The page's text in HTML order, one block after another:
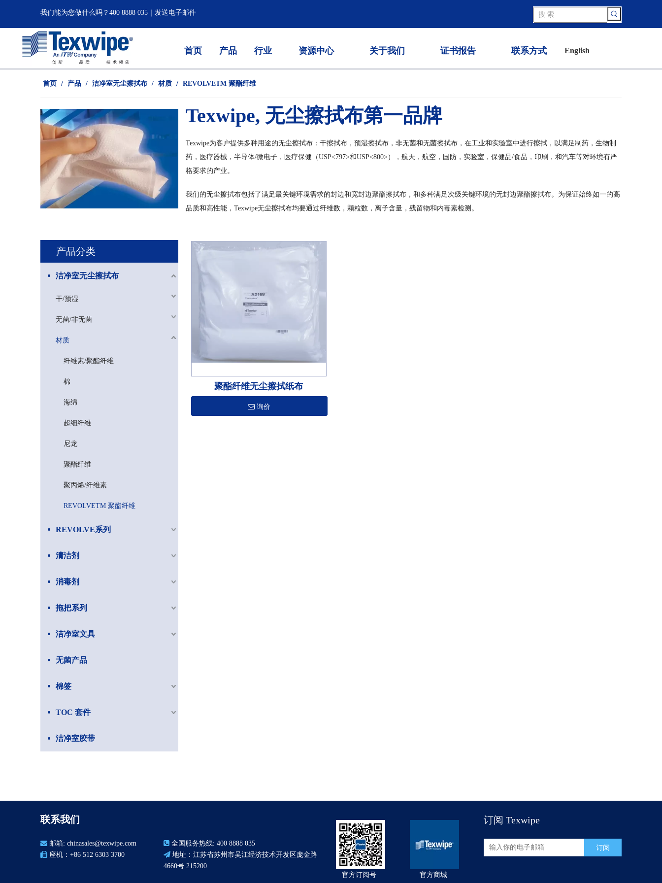
我们能为您做什么吗？ 400 8888 035 发送电子邮件
首页 产品 行业 资源中心 关于我们 证书报告 联系方式 English
首页 / 产品 / 洁净室无尘擦拭布 / 材质 / REVOLVETM 聚酯纤维
Texwipe, 无尘擦拭布第一品牌
Texwipe为客户提供多种用途的无尘擦拭布：干擦拭布，预湿擦拭布，非无菌和无菌擦拭布，在工业和实验室中进行擦拭，以满足制药，生物制
药，医疗器械，半导体/微电子，医疗保健（USP<797>和USP<800>），航天，航空，国防，实验室，保健品/食品，印刷，和汽车等对环境有严
格要求的产业。
我们的无尘擦拭布包括了满足最关键环境需求的封边和宽封边聚酯擦拭布，和多种满足次级关键环境的无封边聚酯擦拭布。为保证始终如一的高
品质和高性能，Texwipe无尘擦拭布均要通过纤维数，颗粒数，离子含量，残留物和内毒素检测。
产品分类
洁净室无尘擦拭布
干/预湿
无菌/非无菌
材质
纤维素/聚酯纤维
棉
海绵
超细纤维
尼龙
聚酯纤维
聚丙烯/纤维素
REVOLVETM 聚酯纤维
REVOLVE系列
清洁剂
消毒剂
拖把系列
洁净室文具
无菌产品
棉签
TOC 套件
洁净室胶带
聚酯纤维无尘擦拭纸布
询价
联系我们
 邮箱: chinasales@texwipe.com
 座机：+86 512 6303 3700
 全国服务热线: 400 8888 035
 地址：江苏省苏州市吴江经济技术开发区庞金路
4660号 215200
官方订阅号
官方商城
订阅 Texwipe
订阅